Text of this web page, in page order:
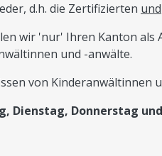
d.h. die Zertifizierten und
wir 'nur' Ihren Kanton
und -anwälte.
von
Dienstag, Donnerstag